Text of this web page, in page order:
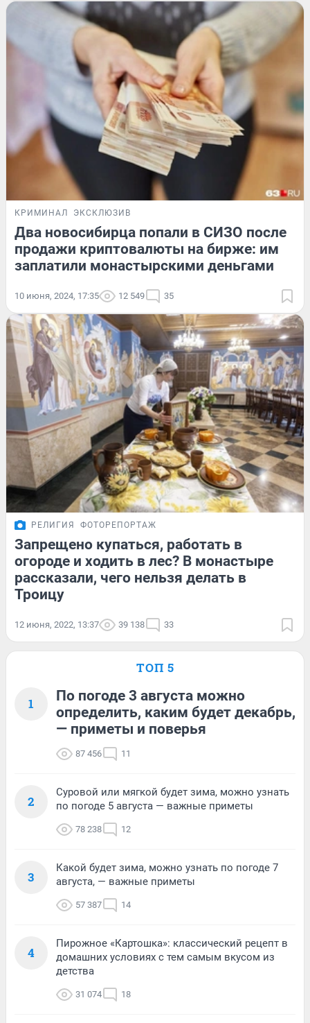
КРИМИНАЛ ЭКСКЛЮЗИВ
Два новосибирца попали в СИЗО после
продажи криптовалюты на бирже: им
заплатили монастырскими деньгами
10 июня, 2024, 17:35 12 549 35
РЕЛИГИЯ ФОТОРЕПОРТАЖ
Запрещено купаться, работать в
огороде и ходить в лес? В монастыре
рассказали, чего нельзя делать в
Троицу
12 июня, 2022, 13:37 39 138 33
ТОП 5
1
По погоде 3 августа можно
определить, каким будет декабрь,
— приметы и поверья
87 456 11
2
Суровой или мягкой будет зима, можно узнать
по погоде 5 августа — важные приметы
78 238 12
3
Какой будет зима, можно узнать по погоде 7
августа, — важные приметы
57 387 14
4
Пирожное «Картошка»: классический рецепт в
домашних условиях с тем самым вкусом из
детства
31 074 18